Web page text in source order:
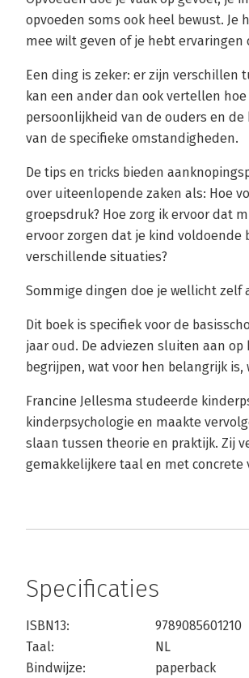
opvoeden soms ook heel bewust.
mee wilt geven of je hebt
Een ding is zeker: er zijn verschillen
kan een ander dan ook vertellen
persoonlijkheid van de ouders en
van de specifieke omstandigheden.
De tips en tricks bieden
over uiteenlopende zaken als: Hoe
groepsdruk? Hoe zorg ik ervoor dat
ervoor zorgen dat je kind voldoende
verschillende situaties?
Sommige dingen doe je wellicht zelf
Dit boek is specifiek voor de
jaar oud. De adviezen sluiten aan
begrijpen, wat voor hen belangrijk
Francine Jellesma studeerde
kinderpsychologie en maakte
slaan tussen theorie en praktijk. Zij
gemakkelijkere taal en met concrete
Specificaties
ISBN13:
9789085601210
Taal:
NL
Bindwijze:
paperback